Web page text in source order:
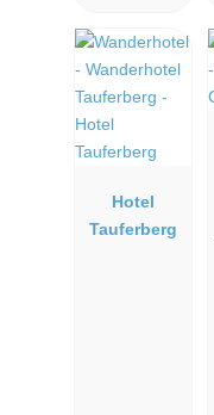
Hotel
Tauferberg